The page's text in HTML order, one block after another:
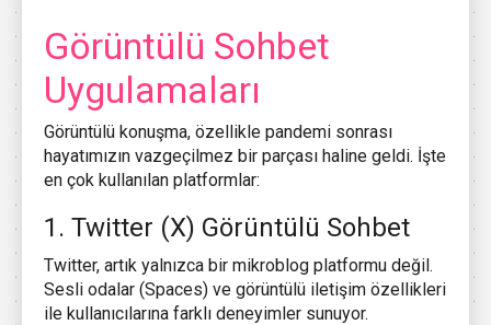
Görüntülü Sohbet
Uygulamaları
Görüntülü konuşma, özellikle pandemi sonrası
hayatımızın vazgeçilmez bir parçası haline geldi. İşte
en çok kullanılan platformlar:
1. Twitter (X) Görüntülü Sohbet
Twitter, artık yalnızca bir mikroblog platformu değil.
Sesli odalar (Spaces) ve görüntülü iletişim özellikleri
ile kullanıcılarına farklı deneyimler sunuyor.